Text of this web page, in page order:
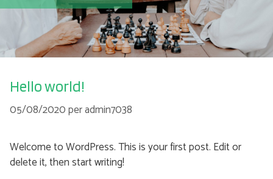
Hello world!
05/08/2020peradmin7038
Welcome to WordPress. This is your first post. Edit or
delete it, then start writing!